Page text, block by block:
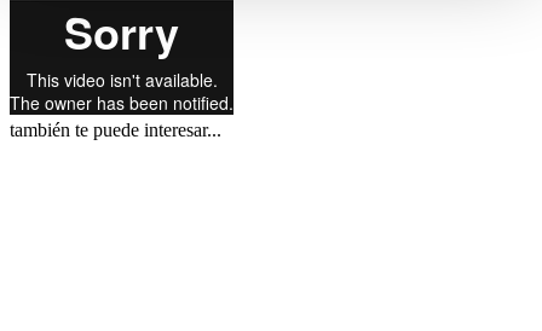
también te puede interesar...